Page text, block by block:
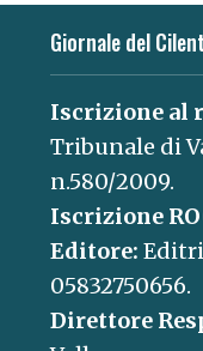
Giornale del
Iscrizione al
Tribunale di
n.580/2009.
Iscrizione
Editore:
05832750656.
Direttore